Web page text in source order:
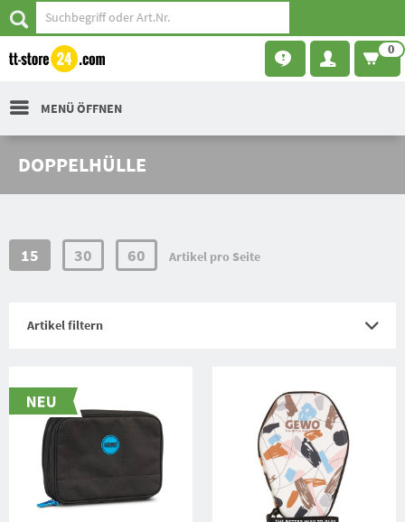
0
MENÜ ÖFFNEN
DOPPELHÜLLE
Artikel filtern
15 30 60 Artikel pro Seite